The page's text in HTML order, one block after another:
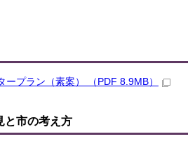
ープラン（素案） （PDF 8.9MB）
と市の考え方